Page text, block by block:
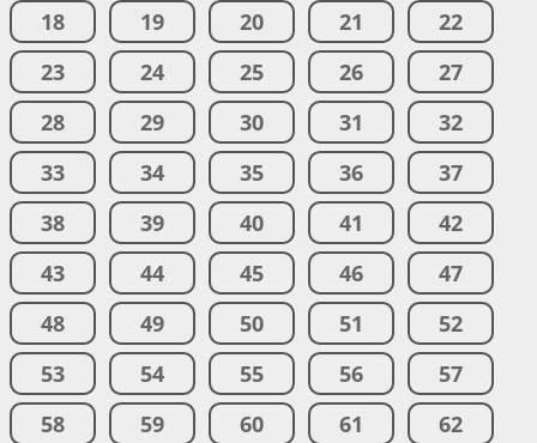
18
19 20 21
22
23
24 25 26
27
28
29 30 31
32
33
34 35 36
37
38
39 40 41
42
43
44 45 46
47
48
49 50 51
52
53
54 55 56
57
58
59 60 61
62